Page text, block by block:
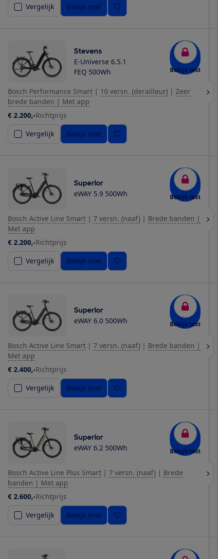
Vergelijk
Bekijk snel
Stevens
E-Universe 6.5.1
FEQ 500Wh
Bekijk test
Bosch Performance Smart | 10 versn. (derailleur) | Zeer
brede banden | Met app
€ 2.200,-Richtprijs
Vergelijk
Bekijk snel
Superior
eWAY 5.9 500Wh Bekijk test
Bosch Active Line Smart | 7 versn. (naaf) | Brede banden |
Met app
€ 2.200,-Richtprijs
Vergelijk
Bekijk snel
Superior
eWAY 6.0 500Wh Bekijk test
Bosch Active Line Smart | 7 versn. (naaf) | Brede banden |
Met app
€ 2.400,-Richtprijs
Vergelijk
Bekijk snel
Superior
eWAY 6.2 500Wh Bekijk test
Bosch Active Line Plus Smart | 7 versn. (naaf) | Brede
banden | Met app
€ 2.600,-Richtprijs
Vergelijk
Bekijk snel